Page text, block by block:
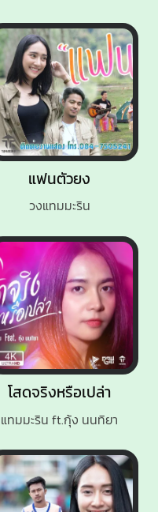
โสดจริงหรือเปล่า
แทมมะริน ft.กุ้ง นนทิยา
แฟนตัวยง
วงแทมมะริน